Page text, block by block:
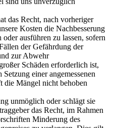
das Recht, nach vorheriger
Kosten die Nachbesserung
oder ausführen zu lassen, sofern
der Gefährdung der
zur Abwehr
Schäden erforderlich ist,
einer angemessenen
die Mängel nicht behoben
unmöglich oder schlägt sie
das Recht, im Rahmen
Minderung des